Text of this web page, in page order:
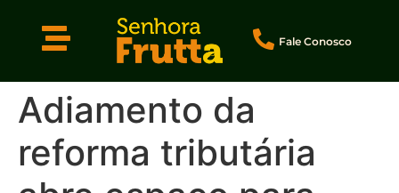
Fale Conosco
Adiamento da
reforma tributária